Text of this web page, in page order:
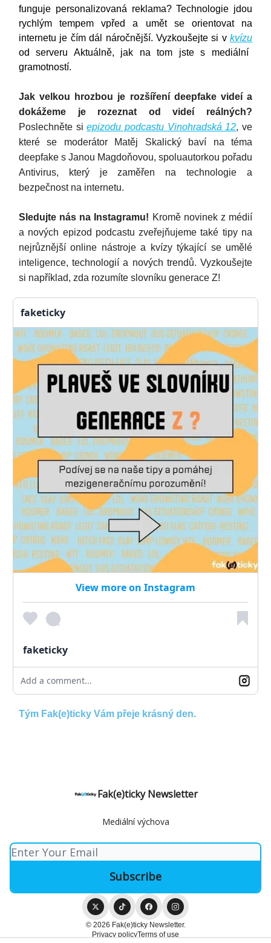
funguje personalizovaná reklama? Technologie jdou
rychlým tempem vpřed a umět se orientovat na
internetu je čím dál náročnější. Vyzkoušejte si v kvízu
od serveru Aktuálně, jak na tom jste s mediální
gramotností.
Jak velkou hrozbou je rozšíření deepfake videí a
dokážeme je rozeznat od videí reálných?
Poslechněte siepizodu podcastu Vinohradská 12, ve
které se moderátor Matěj Skalický baví na téma
deepfake s Janou Magdoňovou, spoluautorkou pořadu
Antivirus, který je zaměřen na technologie a
bezpečnost na internetu.
Sledujte nás na Instagramu! Kromě novinek z médií
a nových epizod podcastu zveřejňujeme také tipy na
nejrůznější online nástroje a kvízy týkající se umělé
inteligence, technologií a nových trendů. Vyzkoušejte
si například, zda rozumíte slovníku generace Z!
faketicky
View more on Instagram
faketicky
Add a comment...
Tým Fak(e)ticky Vám přeje krásný den.
Fak(e)ticky Newsletter
Mediální výchova
© 2026 Fak(e)ticky Newsletter.
Privacy policyTerms of use